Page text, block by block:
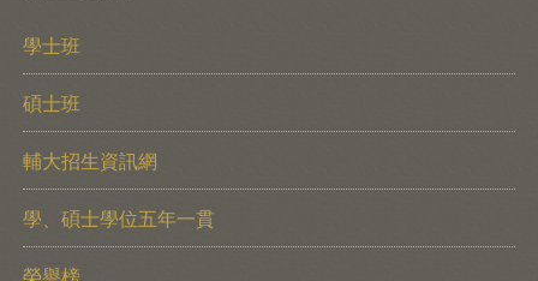
學士班
碩士班
輔大招生資訊網
學、碩士學位五年一貫
榮譽榜